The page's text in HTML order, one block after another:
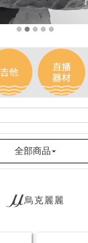
全部商品
烏克麗麗